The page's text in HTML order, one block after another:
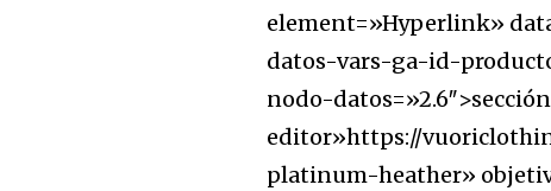
element=»Hyperlink»
datos-vars-ga-id-
nodo-
editor»https://
platinum-heather»